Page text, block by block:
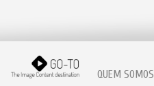
QUEM SOMOS